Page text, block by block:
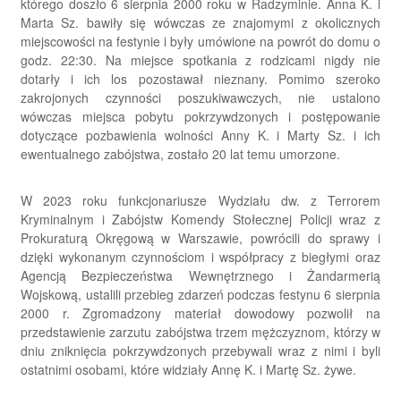
którego doszło 6 sierpnia 2000 roku w Radzyminie. Anna K. i
Marta Sz. bawiły się wówczas ze znajomymi z okolicznych
miejscowości na festynie i były umówione na powrót do domu o
godz. 22:30. Na miejsce spotkania z rodzicami nigdy nie
dotarły i ich los pozostawał nieznany. Pomimo szeroko
zakrojonych czynności poszukiwawczych, nie ustalono
wówczas miejsca pobytu pokrzywdzonych i postępowanie
dotyczące pozbawienia wolności Anny K. i Marty Sz. i ich
ewentualnego zabójstwa, zostało 20 lat temu umorzone.
W 2023 roku funkcjonariusze Wydziału dw. z Terrorem
Kryminalnym i Zabójstw Komendy Stołecznej Policji wraz z
Prokuraturą Okręgową w Warszawie, powrócili do sprawy i
dzięki wykonanym czynnościom i współpracy z biegłymi oraz
Agencją Bezpieczeństwa Wewnętrznego i Żandarmerią
Wojskową, ustalili przebieg zdarzeń podczas festynu 6 sierpnia
2000 r. Zgromadzony materiał dowodowy pozwolił na
przedstawienie zarzutu zabójstwa trzem mężczyznom, którzy w
dniu zniknięcia pokrzywdzonych przebywali wraz z nimi i byli
ostatnimi osobami, które widziały Annę K. i Martę Sz. żywe.